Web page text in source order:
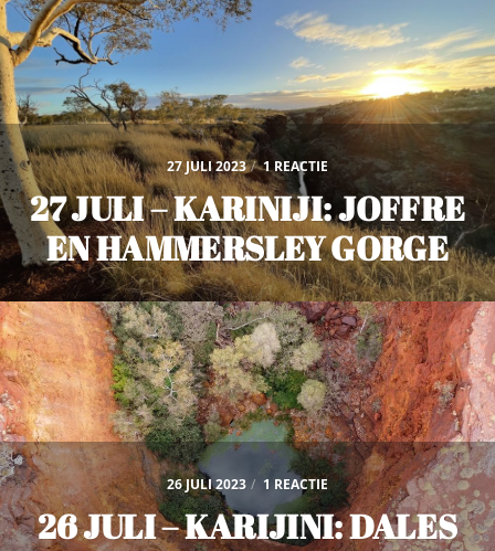
27 JULI 2023 / 1 REACTIE
27 JULI – KARINIJI: JOFFRE
EN HAMMERSLEY GORGE
26 JULI 2023 / 1 REACTIE
26 JULI – KARIJINI: DALES